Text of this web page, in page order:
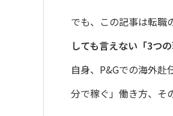
でも、この記事は転職
しても言えない「3つの
自身、P&Gでの海外
分で稼ぐ」働き方、そ